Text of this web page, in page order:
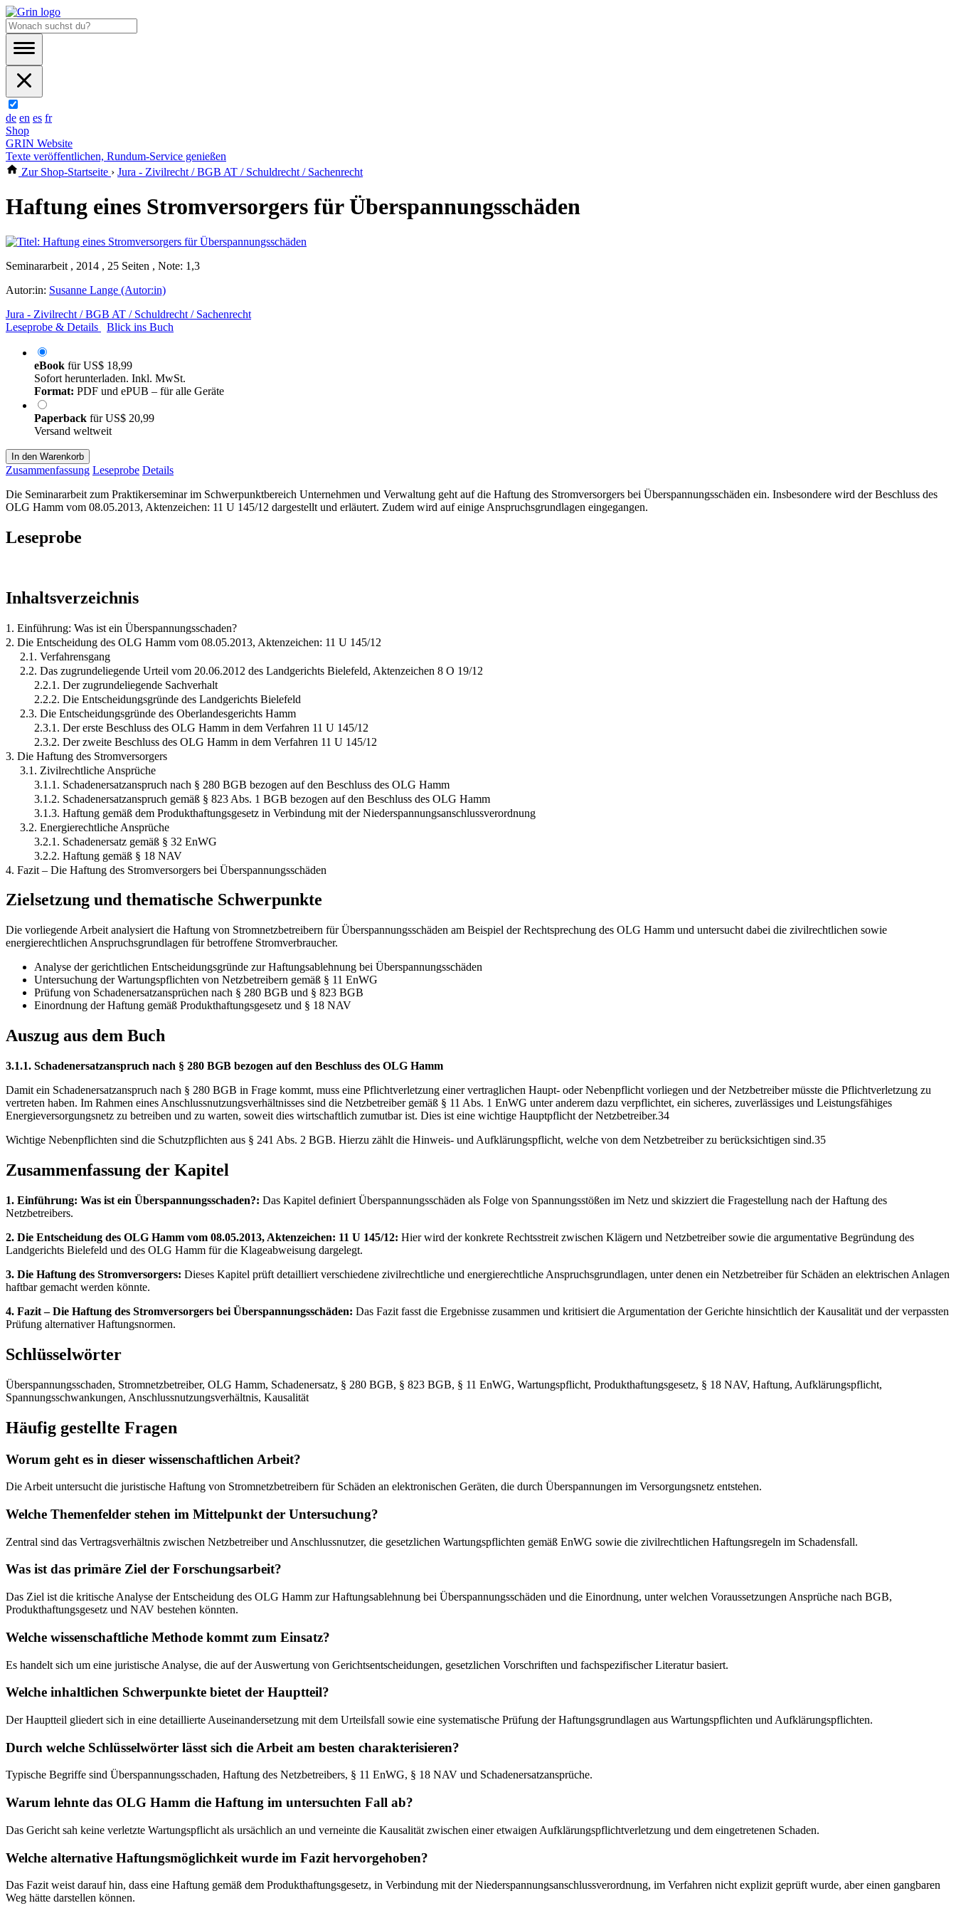
de en es fr
Shop
GRIN Website
Texte veröffentlichen, Rundum-Service genießen
Zur Shop-Startseite › Jura - Zivilrecht / BGB AT / Schuldrecht / Sachenrecht
Haftung eines Stromversorgers für Überspannungsschäden
Seminararbeit , 2014 , 25 Seiten , Note: 1,3
Autor:in: Susanne Lange (Autor:in)
Jura - Zivilrecht / BGB AT / Schuldrecht / Sachenrecht
Leseprobe & Details
Blick ins Buch
eBook fürUS$ 18,99
Sofort herunterladen. Inkl. MwSt.
Format: PDF und ePUB – für alle Geräte
Paperback fürUS$ 20,99
Versand weltweit
In den Warenkorb
Zusammenfassung Leseprobe Details
Die Seminararbeit zum Praktikerseminar im Schwerpunktbereich Unternehmen und Verwaltung geht auf die Haftung des Stromversorgers bei Überspannungsschäden ein. Insbesondere wird der Beschluss des
OLG Hamm vom 08.05.2013, Aktenzeichen: 11 U 145/12 dargestellt und erläutert. Zudem wird auf einige Anspruchsgrundlagen eingegangen.
Leseprobe
Inhaltsverzeichnis
1. Einführung: Was ist ein Überspannungsschaden?
2. Die Entscheidung des OLG Hamm vom 08.05.2013, Aktenzeichen: 11 U 145/12
2.1. Verfahrensgang
2.2. Das zugrundeliegende Urteil vom 20.06.2012 des Landgerichts Bielefeld, Aktenzeichen 8 O 19/12
2.2.1. Der zugrundeliegende Sachverhalt
2.2.2. Die Entscheidungsgründe des Landgerichts Bielefeld
2.3. Die Entscheidungsgründe des Oberlandesgerichts Hamm
2.3.1. Der erste Beschluss des OLG Hamm in dem Verfahren 11 U 145/12
2.3.2. Der zweite Beschluss des OLG Hamm in dem Verfahren 11 U 145/12
3. Die Haftung des Stromversorgers
3.1. Zivilrechtliche Ansprüche
3.1.1. Schadenersatzanspruch nach § 280 BGB bezogen auf den Beschluss des OLG Hamm
3.1.2. Schadenersatzanspruch gemäß § 823 Abs. 1 BGB bezogen auf den Beschluss des OLG Hamm
3.1.3. Haftung gemäß dem Produkthaftungsgesetz in Verbindung mit der Niederspannungsanschlussverordnung
3.2. Energierechtliche Ansprüche
3.2.1. Schadenersatz gemäß § 32 EnWG
3.2.2. Haftung gemäß § 18 NAV
4. Fazit – Die Haftung des Stromversorgers bei Überspannungsschäden
Zielsetzung und thematische Schwerpunkte
Die vorliegende Arbeit analysiert die Haftung von Stromnetzbetreibern für Überspannungsschäden am Beispiel der Rechtsprechung des OLG Hamm und untersucht dabei die zivilrechtlichen sowie
energierechtlichen Anspruchsgrundlagen für betroffene Stromverbraucher.
Analyse der gerichtlichen Entscheidungsgründe zur Haftungsablehnung bei Überspannungsschäden
Untersuchung der Wartungspflichten von Netzbetreibern gemäß § 11 EnWG
Prüfung von Schadenersatzansprüchen nach § 280 BGB und § 823 BGB
Einordnung der Haftung gemäß Produkthaftungsgesetz und § 18 NAV
Auszug aus dem Buch
3.1.1. Schadenersatzanspruch nach § 280 BGB bezogen auf den Beschluss des OLG Hamm
Damit ein Schadenersatzanspruch nach § 280 BGB in Frage kommt, muss eine Pflichtverletzung einer vertraglichen Haupt- oder Nebenpflicht vorliegen und der Netzbetreiber müsste die Pflichtverletzung zu
vertreten haben. Im Rahmen eines Anschlussnutzungsverhältnisses sind die Netzbetreiber gemäß § 11 Abs. 1 EnWG unter anderem dazu verpflichtet, ein sicheres, zuverlässiges und Leistungsfähiges
Energieversorgungsnetz zu betreiben und zu warten, soweit dies wirtschaftlich zumutbar ist. Dies ist eine wichtige Hauptpflicht der Netzbetreiber.34
Wichtige Nebenpflichten sind die Schutzpflichten aus § 241 Abs. 2 BGB. Hierzu zählt die Hinweis- und Aufklärungspflicht, welche von dem Netzbetreiber zu berücksichtigen sind.35
Zusammenfassung der Kapitel
1. Einführung: Was ist ein Überspannungsschaden?: Das Kapitel definiert Überspannungsschäden als Folge von Spannungsstößen im Netz und skizziert die Fragestellung nach der Haftung des
Netzbetreibers.
2. Die Entscheidung des OLG Hamm vom 08.05.2013, Aktenzeichen: 11 U 145/12: Hier wird der konkrete Rechtsstreit zwischen Klägern und Netzbetreiber sowie die argumentative Begründung des
Landgerichts Bielefeld und des OLG Hamm für die Klageabweisung dargelegt.
3. Die Haftung des Stromversorgers: Dieses Kapitel prüft detailliert verschiedene zivilrechtliche und energierechtliche Anspruchsgrundlagen, unter denen ein Netzbetreiber für Schäden an elektrischen Anlagen
haftbar gemacht werden könnte.
4. Fazit – Die Haftung des Stromversorgers bei Überspannungsschäden: Das Fazit fasst die Ergebnisse zusammen und kritisiert die Argumentation der Gerichte hinsichtlich der Kausalität und der verpassten
Prüfung alternativer Haftungsnormen.
Schlüsselwörter
Überspannungsschaden, Stromnetzbetreiber, OLG Hamm, Schadenersatz, § 280 BGB, § 823 BGB, § 11 EnWG, Wartungspflicht, Produkthaftungsgesetz, § 18 NAV, Haftung, Aufklärungspflicht,
Spannungsschwankungen, Anschlussnutzungsverhältnis, Kausalität
Häufig gestellte Fragen
Worum geht es in dieser wissenschaftlichen Arbeit?
Die Arbeit untersucht die juristische Haftung von Stromnetzbetreibern für Schäden an elektronischen Geräten, die durch Überspannungen im Versorgungsnetz entstehen.
Welche Themenfelder stehen im Mittelpunkt der Untersuchung?
Zentral sind das Vertragsverhältnis zwischen Netzbetreiber und Anschlussnutzer, die gesetzlichen Wartungspflichten gemäß EnWG sowie die zivilrechtlichen Haftungsregeln im Schadensfall.
Was ist das primäre Ziel der Forschungsarbeit?
Das Ziel ist die kritische Analyse der Entscheidung des OLG Hamm zur Haftungsablehnung bei Überspannungsschäden und die Einordnung, unter welchen Voraussetzungen Ansprüche nach BGB,
Produkthaftungsgesetz und NAV bestehen könnten.
Welche wissenschaftliche Methode kommt zum Einsatz?
Es handelt sich um eine juristische Analyse, die auf der Auswertung von Gerichtsentscheidungen, gesetzlichen Vorschriften und fachspezifischer Literatur basiert.
Welche inhaltlichen Schwerpunkte bietet der Hauptteil?
Der Hauptteil gliedert sich in eine detaillierte Auseinandersetzung mit dem Urteilsfall sowie eine systematische Prüfung der Haftungsgrundlagen aus Wartungspflichten und Aufklärungspflichten.
Durch welche Schlüsselwörter lässt sich die Arbeit am besten charakterisieren?
Typische Begriffe sind Überspannungsschaden, Haftung des Netzbetreibers, § 11 EnWG, § 18 NAV und Schadenersatzansprüche.
Warum lehnte das OLG Hamm die Haftung im untersuchten Fall ab?
Das Gericht sah keine verletzte Wartungspflicht als ursächlich an und verneinte die Kausalität zwischen einer etwaigen Aufklärungspflichtverletzung und dem eingetretenen Schaden.
Welche alternative Haftungsmöglichkeit wurde im Fazit hervorgehoben?
Das Fazit weist darauf hin, dass eine Haftung gemäß dem Produkthaftungsgesetz, in Verbindung mit der Niederspannungsanschlussverordnung, im Verfahren nicht explizit geprüft wurde, aber einen gangbaren
Weg hätte darstellen können.